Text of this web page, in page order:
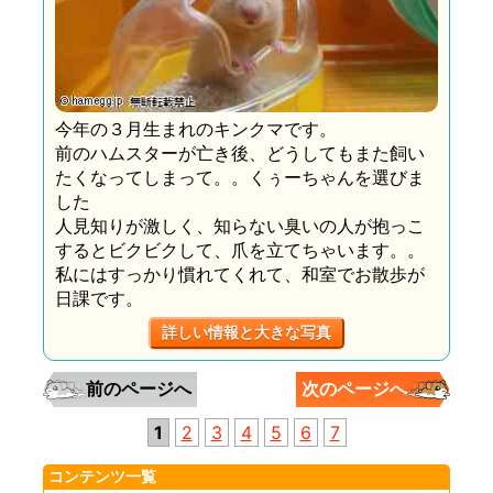
今年の３月生まれのキンクマです。
前のハムスターが亡き後、どうしてもまた飼い
たくなってしまって。。くぅーちゃんを選びま
した
人見知りが激しく、知らない臭いの人が抱っこ
するとビクビクして、爪を立てちゃいます。。
私にはすっかり慣れてくれて、和室でお散歩が
日課です。
詳しい情報と大きな写真
前のページへ
次のページへ
1
2 3 4 5 6 7
コンテンツ一覧